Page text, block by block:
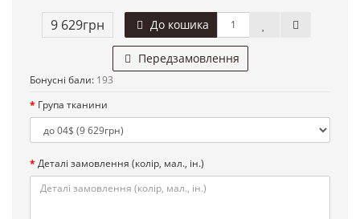
9 629грн До кошика
Передзамовлення
Бонусні бали: 193
Група тканини
Деталі замовлення (колір, мал., ін.)